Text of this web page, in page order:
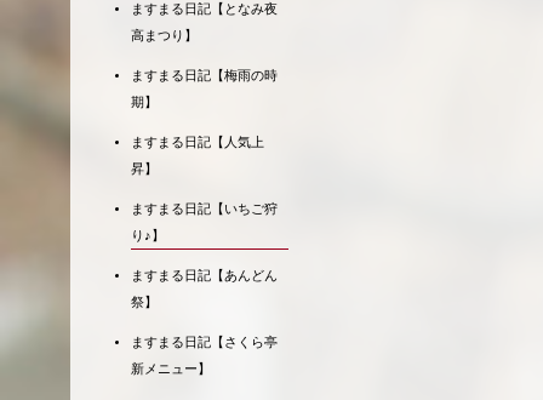
ますまる日記【となみ夜
高まつり】
ますまる日記【梅雨の時
期】
ますまる日記【人気上
昇】
ますまる日記【いちご狩
り♪】
ますまる日記【あんどん
祭】
ますまる日記【さくら亭
新メニュー】